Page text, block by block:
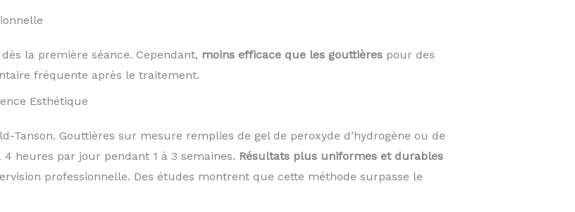
la première séance. Cependant, moins efficace que les gouttièrespour des
fréquente après le traitement.
Esthétique
Tanson. Gouttières sur mesure remplies de gel de peroxyde d’hydrogène ou de
heures par jour pendant 1 à 3 semaines. Résultats plus uniformes et durables
professionnelle. Des études montrent que cette méthode surpasse le